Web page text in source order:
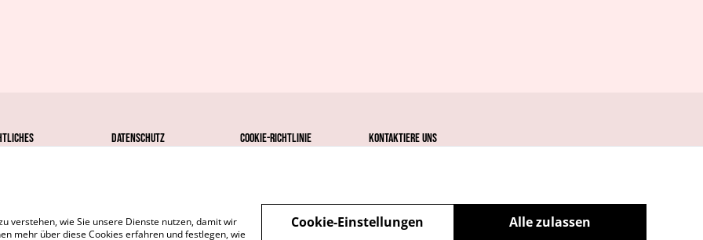
Datenschutz Cookie-Richtlinie Kontaktiere uns
verstehen, wie Sie unsere Dienste nutzen, damit wir
mehr über diese Cookies erfahren und festlegen, wie
Alle zulassen
Cookie-Einstellungen